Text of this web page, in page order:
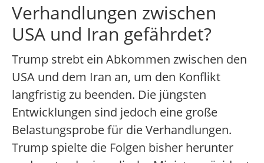
Verhandlungen zwischen
USA und Iran gefährdet?
Trump strebt ein Abkommen zwischen den
USA und dem Iran an, um den Konflikt
langfristig zu beenden. Die jüngsten
Entwicklungen sind jedoch eine große
Belastungsprobe für die Verhandlungen.
Trump spielte die Folgen bisher herunter